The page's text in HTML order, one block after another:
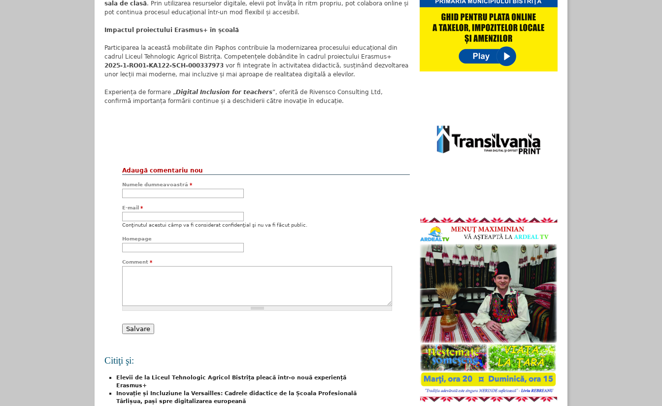
sala de clasă. Prin utilizarea resurselor digitale, elevii pot învăța în ritm propriu, pot colabora online și
pot continua procesul educațional într-un mod flexibil și accesibil.
Impactul proiectului Erasmus+ în școală
Participarea la această mobilitate din Paphos contribuie la modernizarea procesului educațional din
cadrul Liceul Tehnologic Agricol Bistrița. Competențele dobândite în cadrul proiectului Erasmus+
2025-1-RO01-KA122-SCH-000337973 vor fi integrate în activitatea didactică, susținând dezvoltarea
unor lecții mai moderne, mai incluzive și mai aproape de realitatea digitală a elevilor.
Experiența de formare „Digital Inclusion for teachers”, oferită de Rivensco Consulting Ltd,
confirmă importanța formării continue și a deschiderii către inovație în educație.
Adaugă comentariu nou
Numele dumneavoastră *
E-mail *
Conţinutul acestui câmp va fi considerat confidenţial şi nu va fi făcut public.
Homepage
Comment *
Citiţi şi:
Elevii de la Liceul Tehnologic Agricol Bistrița pleacă într-o nouă experiență
Erasmus+
Inovație și Incluziune la Versailles: Cadrele didactice de la Școala Profesională
Târlișua, pași spre digitalizarea europeană